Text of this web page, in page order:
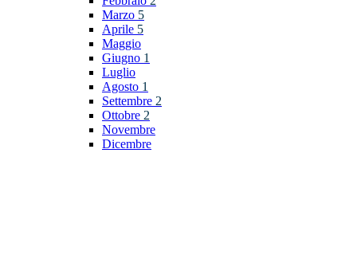
Marzo 5
Aprile 5
Maggio
Giugno 1
Luglio
Agosto 1
Settembre 2
Ottobre 2
Novembre
Dicembre